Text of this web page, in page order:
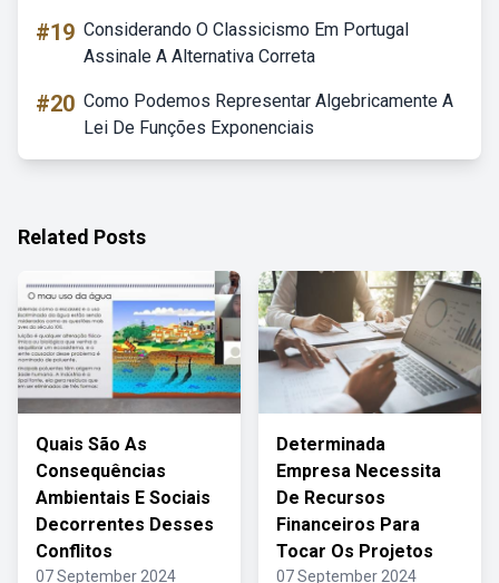
#19 Considerando O Classicismo Em Portugal
Assinale A Alternativa Correta
#20 Como Podemos Representar Algebricamente A
Lei De Funções Exponenciais
Related Posts
Quais São As
Consequências
Ambientais E Sociais
Decorrentes Desses
Conflitos
07 September 2024
Determinada
Empresa Necessita
De Recursos
Financeiros Para
Tocar Os Projetos
07 September 2024